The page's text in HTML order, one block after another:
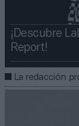
¡Descubre
Report!​​
La redacción